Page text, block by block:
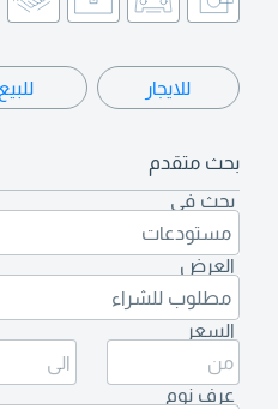
للايجار للبيع
بحث متقدم
بحث في
مستودعات
العرض
مطلوب للشراء
السعر
عرف نوم